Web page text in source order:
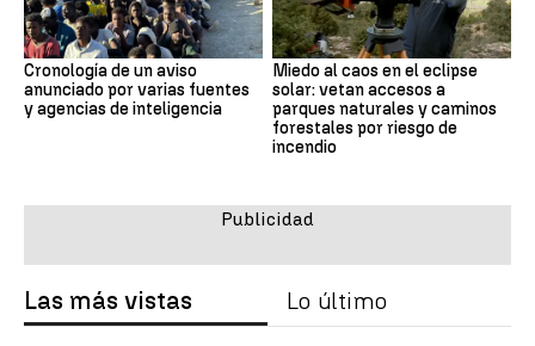
Cronología de un aviso
anunciado por varias fuentes
y agencias de inteligencia
Miedo al caos en el eclipse
solar: vetan accesos a
parques naturales y caminos
forestales por riesgo de
incendio
Las más vistas Lo último